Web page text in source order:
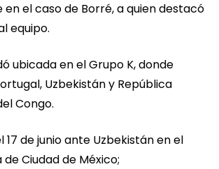
el caso de Borré, a quien destacó
equipo.
ubicada en el Grupo K, donde
Uzbekistán y República
Congo.
17 de junio ante Uzbekistán en el
Ciudad de México;